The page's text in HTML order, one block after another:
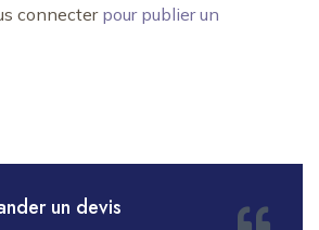
connecterpour publier un
un devis